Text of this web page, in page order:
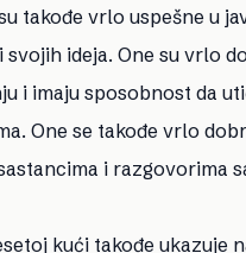
takođe vrlo uspešne u
ideja. One su vrlo
i imaju sposobnost da
One se takođe vrlo
i razgovorima
kući takođe ukazuje